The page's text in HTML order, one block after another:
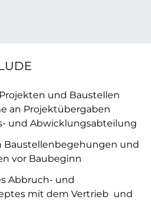
und Baustellen
an Projektübergaben
und Abwicklungsabteilung
Baustellenbegehungen und
vor Baubeginn
Abbruch- und
mit dem Vertrieb und